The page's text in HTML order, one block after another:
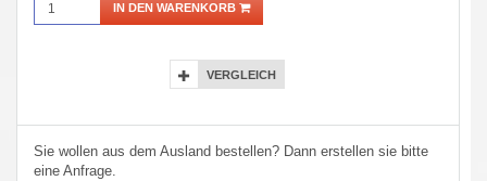
IN DEN WARENKORB
VERGLEICH
Sie wollen aus dem Ausland bestellen? Dann erstellen sie bitte
eine Anfrage.